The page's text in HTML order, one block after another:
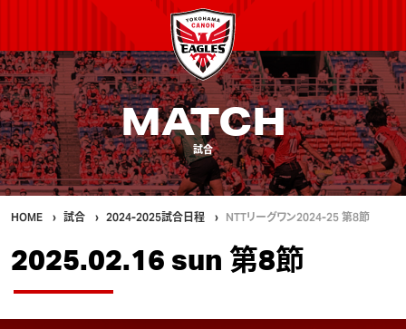
MATCH
試合
HOME 試合 2024-2025試合日程 NTTリーグワン2024-25 第8節
2025.02.16 sun 第8節